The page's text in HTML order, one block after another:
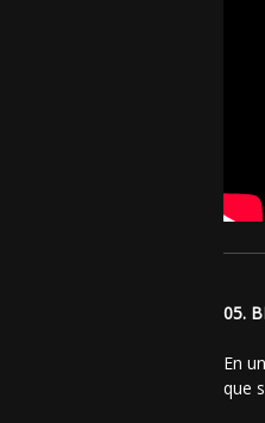
05.
En
que